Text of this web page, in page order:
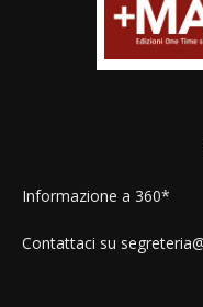
Informazione a 360*
Contattaci su